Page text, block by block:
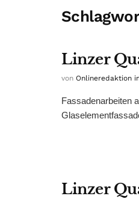
Linzer
von Onlineredaktion
Fassadenarbeiten
Linzer